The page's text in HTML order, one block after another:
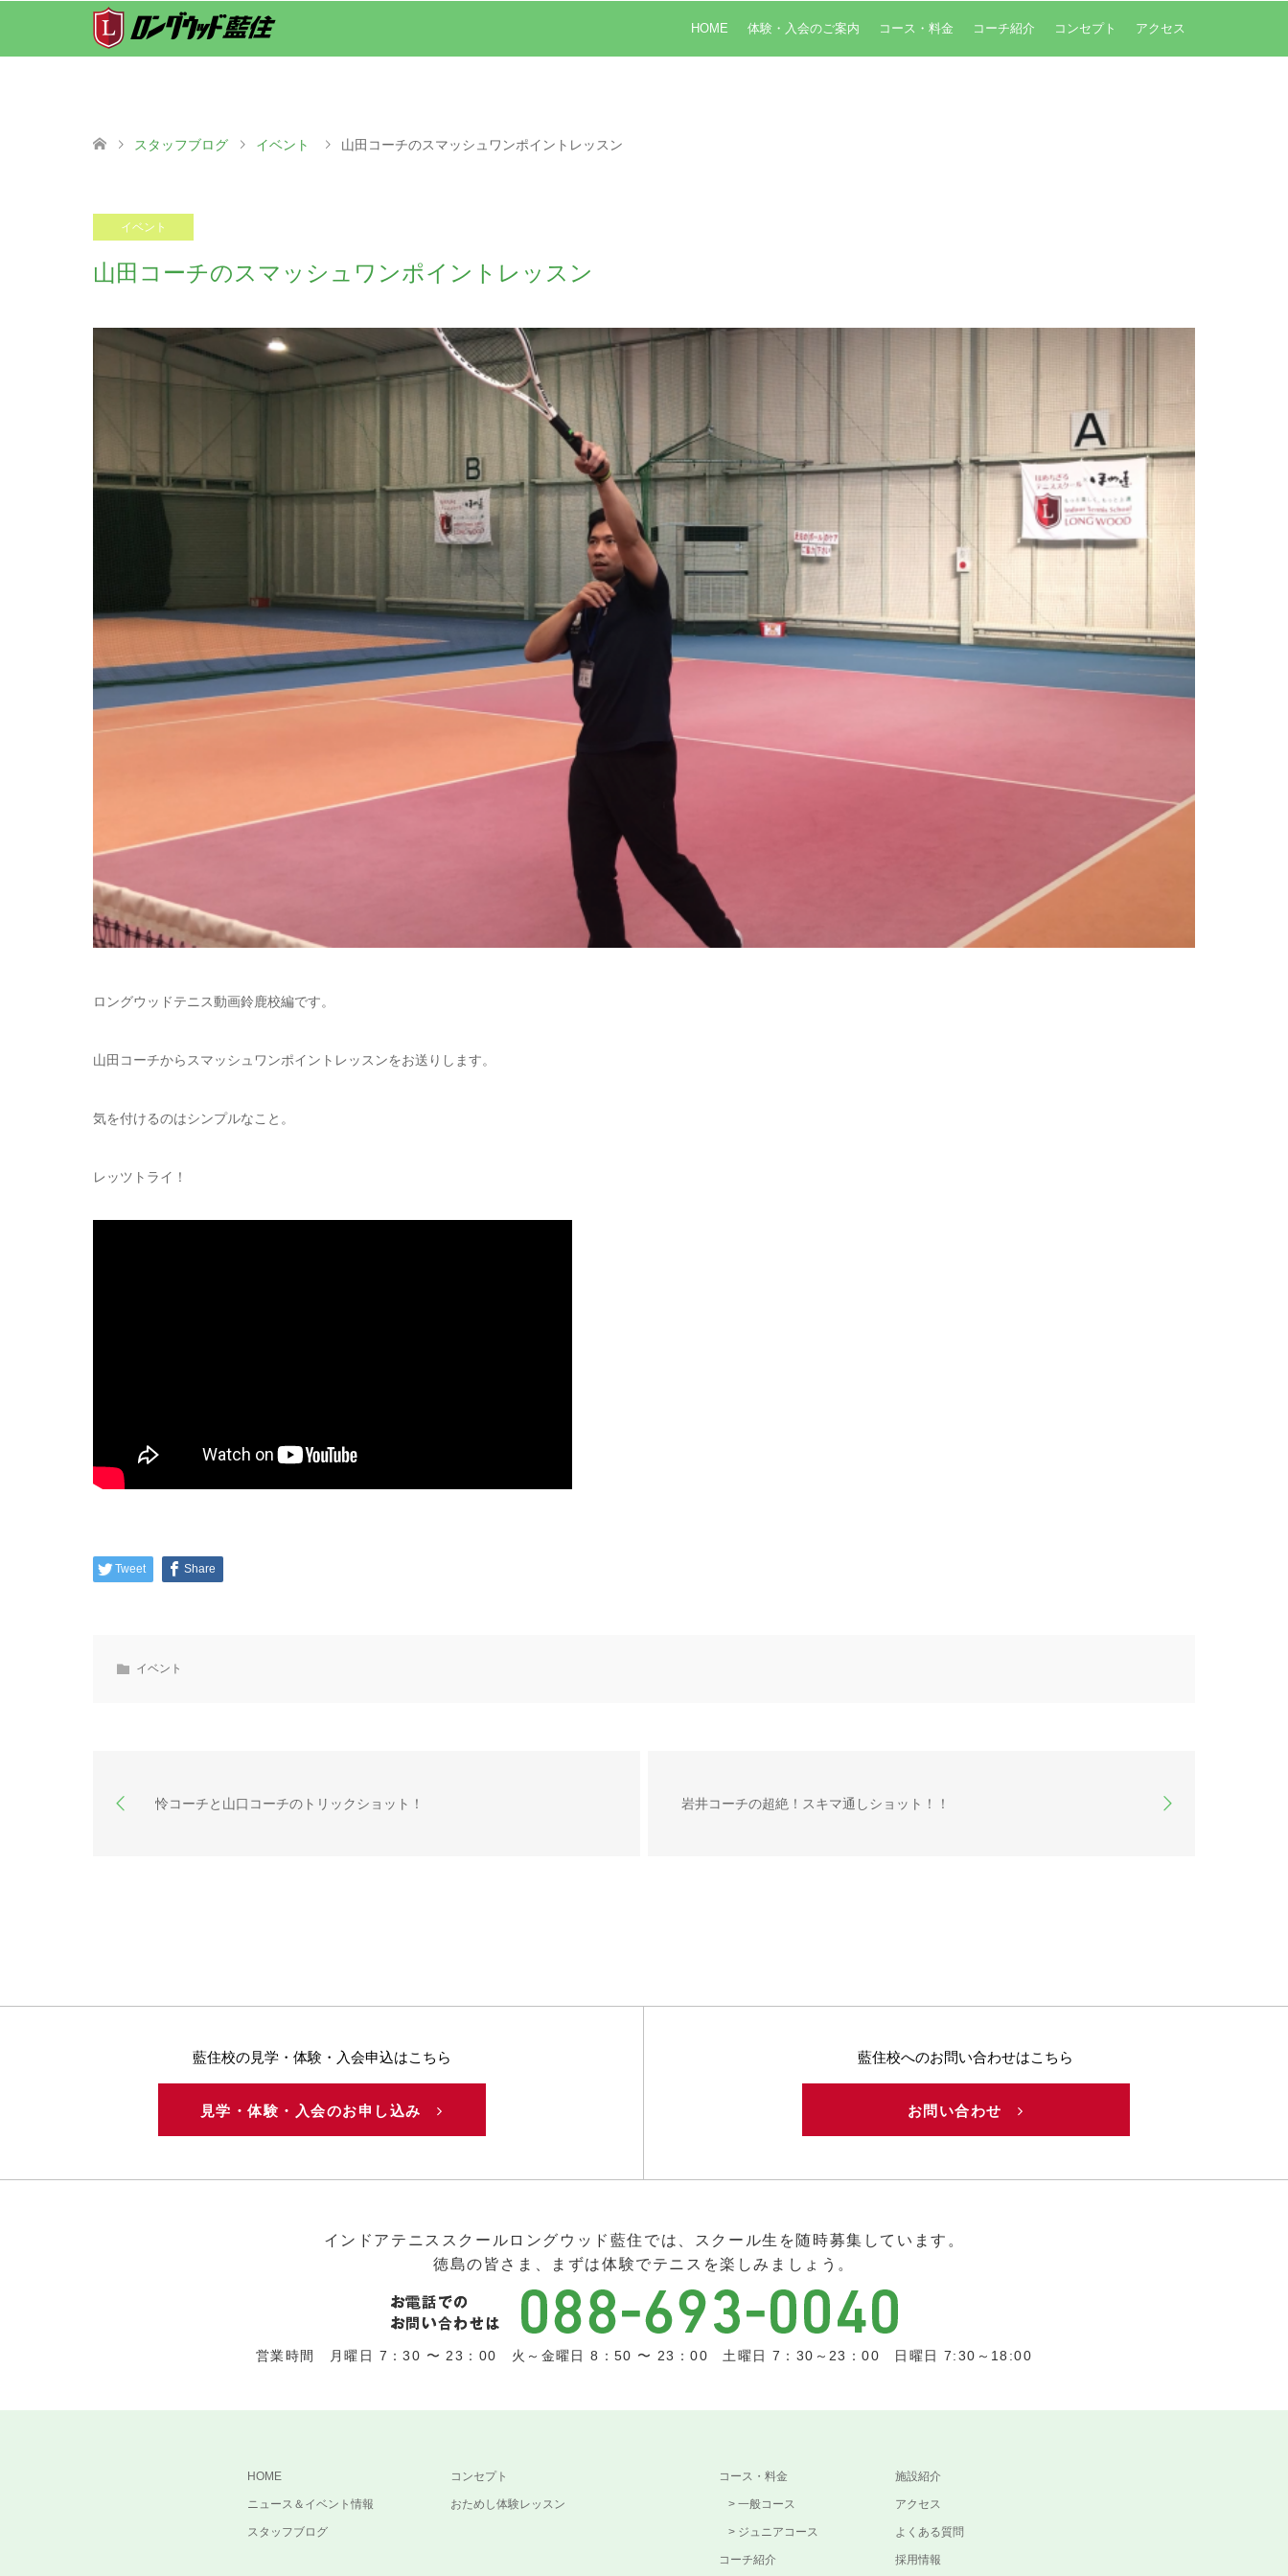
HOME 体験・入会のご案内 コース・料金 コーチ紹介 コンセプト アクセス
スタッフブログ イベント 山田コーチのスマッシュワンポイントレッスン
イベント
山田コーチのスマッシュワンポイントレッスン
ロングウッドテニス動画鈴鹿校編です。
山田コーチからスマッシュワンポイントレッスンをお送りします。
気を付けるのはシンプルなこと。
レッツトライ！
Tweet Share
イベント
怜コーチと山口コーチのトリックショット！ 岩井コーチの超絶！スキマ通しショット！！
藍住校の見学・体験・入会申込はこちら
見学・体験・入会のお申し込み
藍住校へのお問い合わせはこちら
お問い合わせ
インドアテニススクールロングウッド藍住では、スクール生を随時募集しています。
徳島の皆さま、まずは体験でテニスを楽しみましょう。
営業時間 月曜日 7：30 〜 23：00 火～金曜日 8：50 〜 23：00 土曜日 7：30～23：00 日曜日 7:30～18:00
HOME
ニュース＆イベント情報
スタッフブログ
コンセプト
おためし体験レッスン
コース・料金
一般コース
ジュニアコース
コーチ紹介
施設紹介
アクセス
よくある質問
採用情報